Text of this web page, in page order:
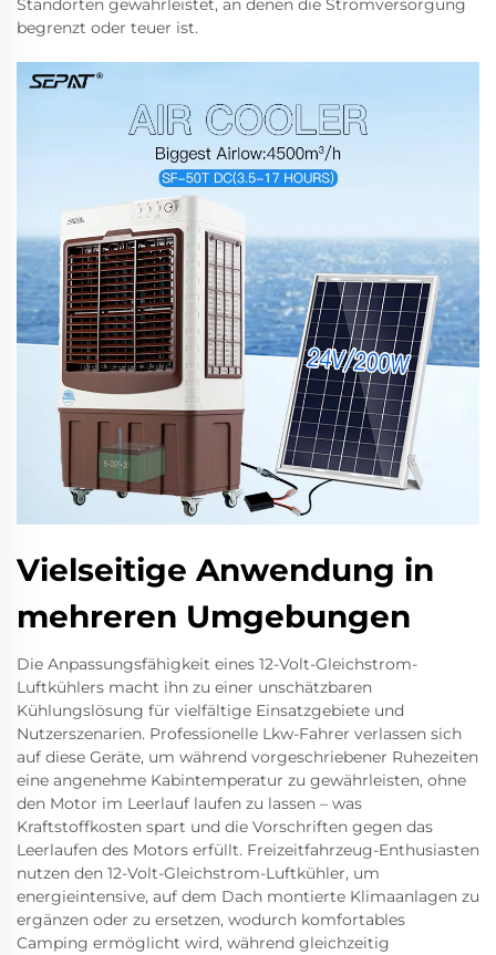
Standorten gewährleistet, an denen die Stromversorgung
begrenzt oder teuer ist.
Vielseitige Anwendung in
mehreren Umgebungen
Die Anpassungsfähigkeit eines 12-Volt-Gleichstrom-
Luftkühlers macht ihn zu einer unschätzbaren
Kühlungslösung für vielfältige Einsatzgebiete und
Nutzerszenarien. Professionelle Lkw-Fahrer verlassen sich
auf diese Geräte, um während vorgeschriebener Ruhezeiten
eine angenehme Kabintemperatur zu gewährleisten, ohne
den Motor im Leerlauf laufen zu lassen – was
Kraftstoffkosten spart und die Vorschriften gegen das
Leerlaufen des Motors erfüllt. Freizeitfahrzeug-Enthusiasten
nutzen den 12-Volt-Gleichstrom-Luftkühler, um
energieintensive, auf dem Dach montierte Klimaanlagen zu
ergänzen oder zu ersetzen, wodurch komfortables
Camping ermöglicht wird, während gleichzeitig